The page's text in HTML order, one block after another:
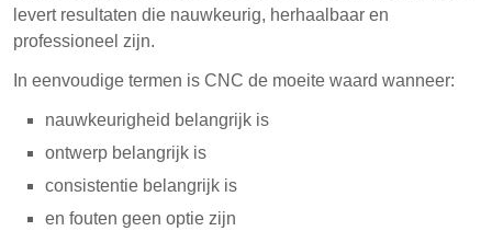
levert resultaten die nauwkeurig, herhaalbaar en
professioneel zijn.
In eenvoudige termen is CNC de moeite waard wanneer:
nauwkeurigheid belangrijk is
ontwerp belangrijk is
consistentie belangrijk is
en fouten geen optie zijn